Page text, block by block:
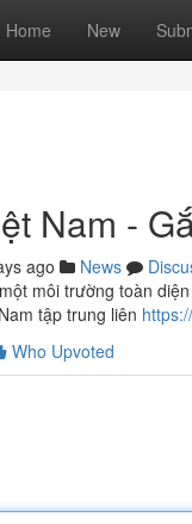
Home New
Nam -
ago News
môi trường toàn
tập trung liên
Who Upvoted